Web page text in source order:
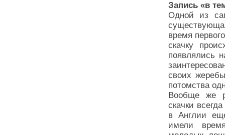
Запись «в
Одной из
время
скачку
появлялись
своих
потомства
Вообще же
скачки
в Англии
имели